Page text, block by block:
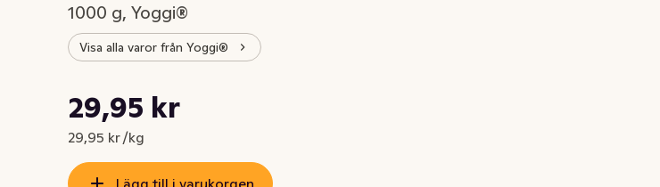
1000 g, Yoggi®
Visa alla varor från Yoggi®
Nuvarande pris är: 29,95 kr
29,95 kr
29,95 kr /kg
Styckpris: 29,95 kr /kg
Lägg till i varukorgen